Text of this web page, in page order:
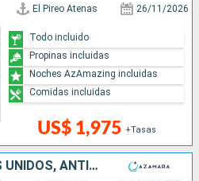
El Pireo Atenas 26/11/2026
US$ 1,975 +Tasas
Todo incluido
Propinas incluidas
Noches AzAmazing incluidas
Comidas incluidas
PUERTO RICO, ESTADOS UNIDOS, ANTIGUA Y BARBUDA, SAN VINCENT Y LAS GRANADINAS, GRENADA, TRINIDAD Y TOBAGO, BARBADOS